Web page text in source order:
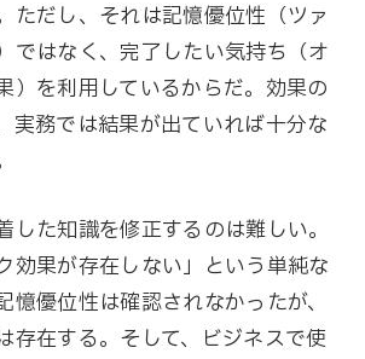
ただし、それは記憶優位性（ツァ
ではなく、完了したい気持ち（オ
）を利用しているからだ。効果の
実務では結果が出ていれば十分な
した知識を修正するのは難しい。
効果が存在しない」という単純な
憶優位性は確認されなかったが、
存在する。そして、ビジネスで使